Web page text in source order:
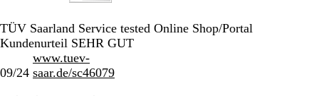
TÜV Saarland Service tested Online Shop/Portal
Kundenurteil SEHR GUT
09/24
www.tuev-
saar.de/sc46079